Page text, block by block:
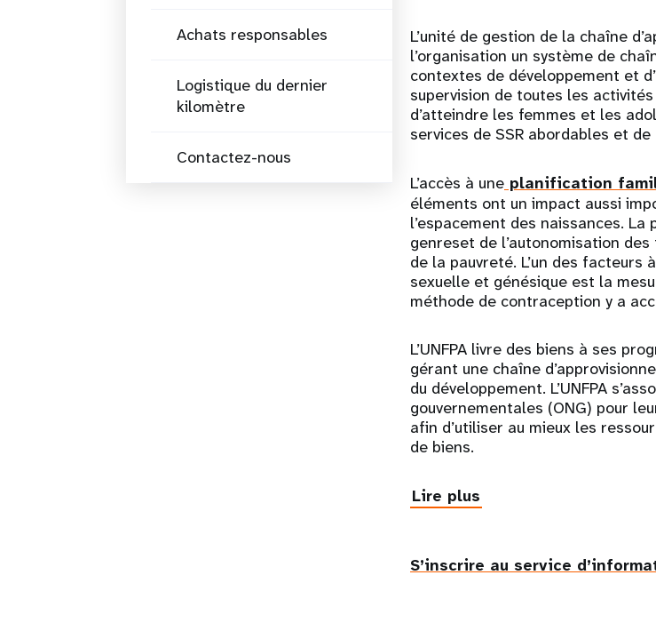
Achats responsables
Logistique du dernier
kilomètre
Contactez-nous
L’unité de gestion de la chaîne
l’organisation un système de
contextes de développement et
supervision de toutes les activités
d’atteindre les femmes et les
services de SSR abordables et
L’accès à une planification
éléments ont un impact aussi
l’espacement des naissances.
genreset de l’autonomisation
de la pauvreté. L’un des facteurs
sexuelle et génésique est la
méthode de contraception y a
L’UNFPA livre des biens à ses
gérant une chaîne
du développement. L’UNFPA
gouvernementales (ONG) pour
afin d’utiliser au mieux les
de biens.
Lire plus
follow
S’inscrire au service